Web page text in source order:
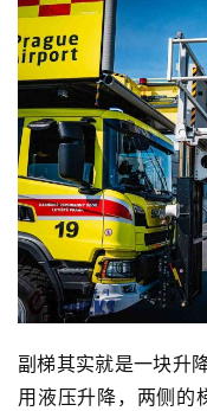
副梯其实就是一块升
用液压升降，两侧的